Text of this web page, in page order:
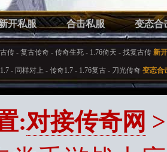
开私服 合击私服 变态合
传 - 复古传奇 - 传奇生死 - 1.76倚天 - 找复古传 新
- 同样对上 - 传奇1.7 - 1.76复古 - 刀光传奇 变态合
:对接传奇网